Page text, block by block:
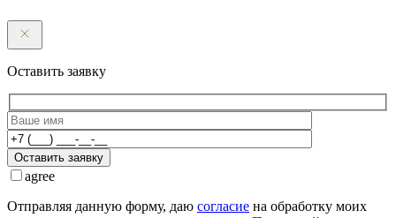
Оставить заявку
Оставить заявку
agree
Отправляя данную форму, даю согласие на обработку моих